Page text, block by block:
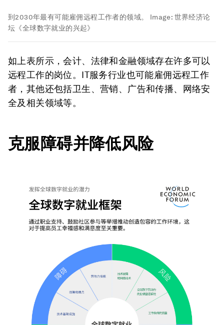
到2030年最有可能雇佣远程工作者的领域。 Image: 世界经济论
坛《全球数字就业的兴起》
如上表所示，会计、法律和金融领域存在许多可以
远程工作的岗位。IT服务行业也可能雇佣远程工作
者，其他还包括卫生、营销、广告和传播、网络安
全及相关领域等。
克服障碍并降低风险